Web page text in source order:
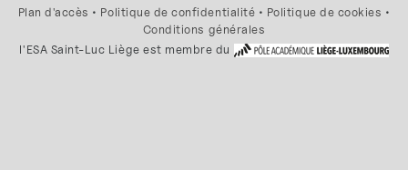
Plan d'accès • Politique de confidentialité • Politique de cookies •
Conditions générales
l'ESA Saint-Luc Liège est membre du